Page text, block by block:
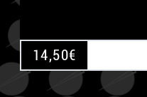
14,50€